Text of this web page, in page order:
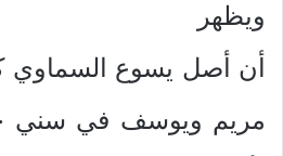
ويظهر
أن أصل يسوع السماوي
مريم ويوسف في سني